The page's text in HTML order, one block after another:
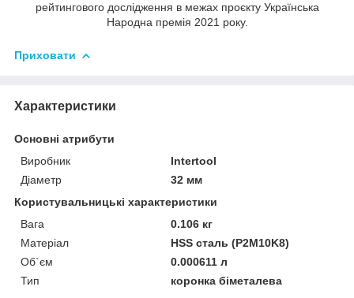
рейтингового дослідження в межах проєкту Українська
Народна премія 2021 року.
Приховати
Характеристики
Основні атрибути
Виробник
Intertool
Діаметр
32 мм
Користувальницькі характеристики
Вага
0.106 кг
Матеріал
HSS сталь (P2M10K8)
Об`єм
0.000611 л
Тип
коронка біметалева